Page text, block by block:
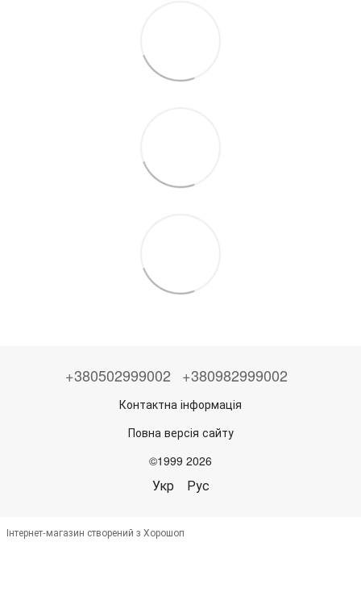
+380502999002 +380982999002
Контактна інформація
Повна версія сайту
©1999 2026
Укр Рус
Інтернет-магазин створений з Хорошоп